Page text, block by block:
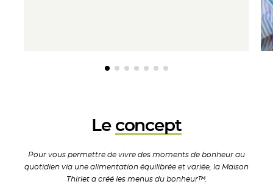
Le concept
Pour vous permettre de vivre des moments de bonheur au
quotidien via une alimentation équilibrée et variée, la Maison
Thiriet acréé les menus du bonheur™.